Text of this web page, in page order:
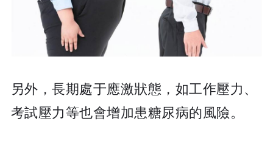
另外，長期處于應激狀態，如工作壓力、
考試壓力等也會增加患糖尿病的風險。